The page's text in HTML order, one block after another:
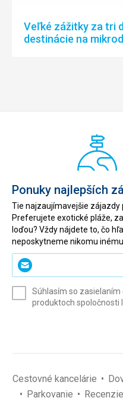
Veľké zážitky za tri
destinácie na
Ponuky najlepších
Tie najzaujímavejšie zájazdy
Preferujete exotické pláže,
loďou? Vždy nájdete to, čo
neposkytneme nikomu inému.
Zadajte
svoj
(povinné)
Súhlasím so
produktoch spoločnosti
Cestovné kancelárie
Parkovanie